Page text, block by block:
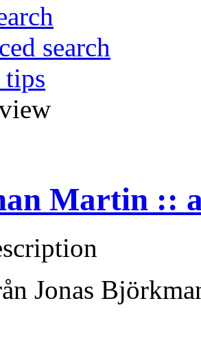
search
tips
Martin ::
Jonas